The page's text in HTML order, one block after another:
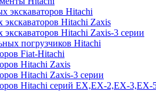
экскаваторов Hitachi
Hitachi Zaxis
Hitachi Zaxis-3 серии
погрузчиков Hitachi
Fiat-Hitachi
Hitachi Zaxis
Hitachi Zaxis-3 серии
Hitachi серий EX,EX-2,EX-3,EX-